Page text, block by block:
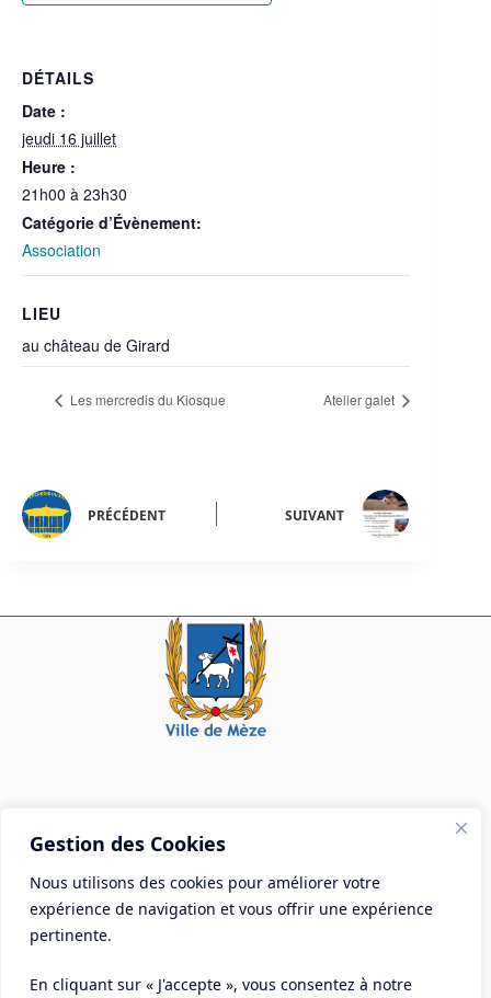
Gestion des Cookies
Nous utilisons des cookies pour améliorer votre
expérience de navigation et vous offrir une expérience
pertinente.
En cliquant sur « J'accepte », vous consentez à notre
DÉTAILS
Date :
jeudi 16 juillet
Heure :
21h00 à 23h30
Catégorie d’Évènement:
Association
LIEU
au château de Girard
Les mercredis du Kiosque Atelier galet
PRÉCÉDENT SUIVANT
Mairie de Mèze
Place Aristide Briand - BP 28 34140 Mèze
Tél :04 67 18 30 30
Mail :